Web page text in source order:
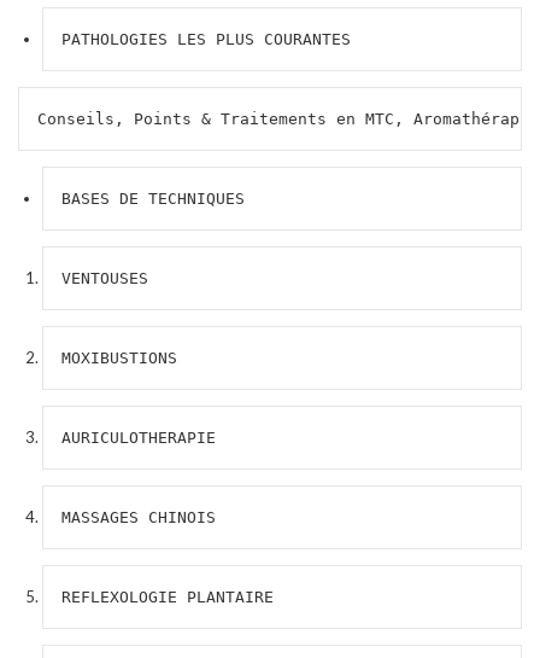
PATHOLOGIES LES PLUS COURANTES
Conseils, Points & Traitements en MTC,
BASES DE TECHNIQUES
VENTOUSES
MOXIBUSTIONS
AURICULOTHERAPIE
MASSAGES CHINOIS
REFLEXOLOGIE PLANTAIRE